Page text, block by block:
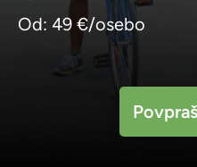
Od: 49 €/osebo